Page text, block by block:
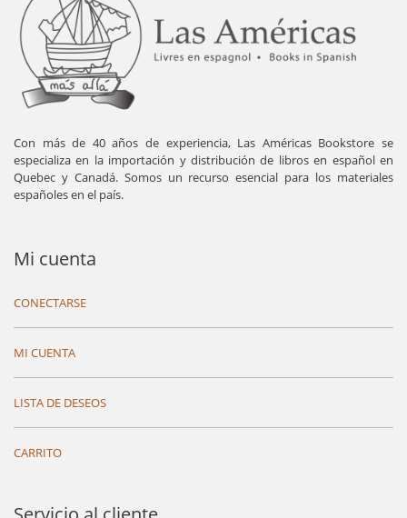
Con más de 40 años de experiencia, Las Américas Bookstore se
especializa en la importación y distribución de libros en español en
Quebec y Canadá. Somos un recurso esencial para los materiales
españoles en el país.
Mi cuenta
CONECTARSE
MI CUENTA
LISTA DE DESEOS
CARRITO